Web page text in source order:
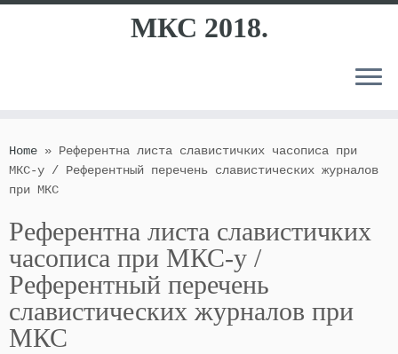
to
content
МКС 2018.
Home » Референтна листа славистичких часописа при
МКС-у / Референтный перечень славистических журналов
при МКС
Референтна листа славистичких
часописа при МКС-у /
Референтный перечень
славистических журналов при
МКС